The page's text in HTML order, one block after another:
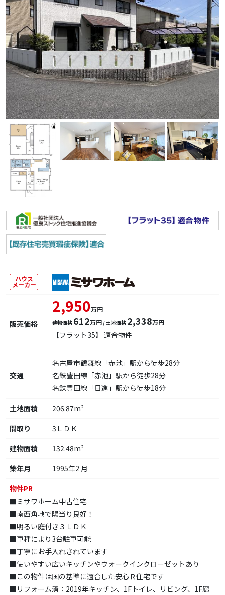
ハウス
メーカー
販売価格
2,950万円
建物価格 612万円/ 土地価格 2,338万円
【フラット35】 適合物件
交通
名古屋市鶴舞線「赤池」駅から徒歩28分
名鉄豊田線「赤池」駅から徒歩28分
名鉄豊田線「日進」駅から徒歩18分
土地面積
206.87m²
間取り
3ＬＤＫ
建物面積
132.48m²
築年月
1995年2 月
物件PR
■ミサワホーム中古住宅
■南西角地で陽当り良好！
■明るい庭付き３ＬＤＫ
■車種により3台駐車可能
■丁寧にお手入れされています
■使いやすい広いキッチンやウォークインクローゼットあり
■この物件は国の基準に適合した安心Ｒ住宅です
■リフォーム済：2019年キッチン、1Fトイレ、リビング、1F廊